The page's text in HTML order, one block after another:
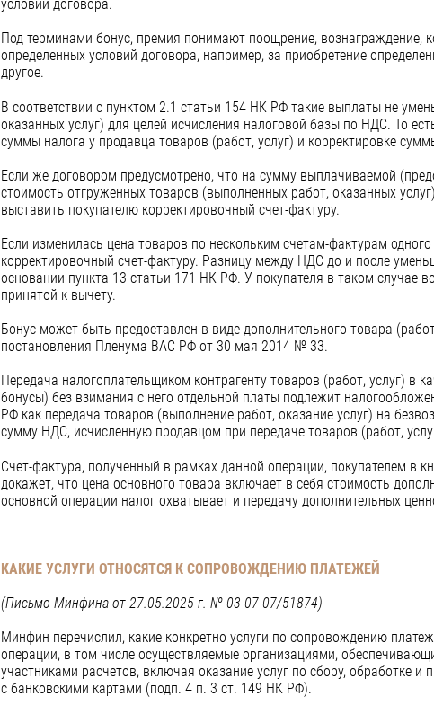
условий договора.
Под терминами бонус, премия понимают поощрение, вознаграждение,
определенных условий договора, например, за приобретение
другое.
В соответствии с пунктом 2.1 статьи 154 НК РФ такие выплаты не
оказанных услуг) для целей исчисления налоговой базы по НДС. То
суммы налога у продавца товаров (работ, услуг) и корректировке
Если же договором предусмотрено, что на сумму выплачиваемой
стоимость отгруженных товаров (выполненных работ, оказанных
выставить покупателю корректировочный счет-фактуру.
Если изменилась цена товаров по нескольким счетам-фактурам
корректировочный счет-фактуру. Разницу между НДС до и после
основании пункта 13 статьи 171 НК РФ. У покупателя в таком случае
принятой к вычету.
Бонус может быть предоставлен в виде дополнительного товара
постановления Пленума ВАС РФ от 30 мая 2014 № 33.
Передача налогоплательщиком контрагенту товаров (работ, услуг) в
бонусы) без взимания с него отдельной платы подлежит
РФ как передача товаров (выполнение работ, оказание услуг) на
сумму НДС, исчисленную продавцом при передаче товаров (работ,
Счет-фактура, полученный в рамках данной операции, покупателем в
докажет, что цена основного товара включает в себя стоимость
основной операции налог охватывает и передачу дополнительных
КАКИЕ УСЛУГИ ОТНОСЯТСЯ К СОПРОВОЖДЕНИЮ ПЛАТЕЖЕЙ
(Письмо Минфина от 27.05.2025 г. № 03-07-07/51874)
Минфин перечислил, какие конкретно услуги по сопровождению
операции, в том числе осуществляемые организациями,
участниками расчетов, включая оказание услуг по сбору, обработке
с банковскими картами (подп. 4 п. 3 ст. 149 НК РФ).